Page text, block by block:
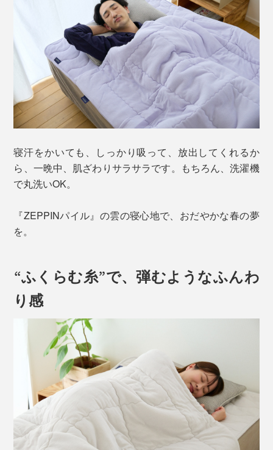
寝汗をかいても、しっかり吸って、放出してくれるか
ら、一晩中、肌ざわりサラサラです。もちろん、洗濯機
で丸洗いOK。
『ZEPPINパイル』の雲の寝心地で、おだやかな春の夢
を。
“ふくらむ糸”で、弾むようなふんわ
り感